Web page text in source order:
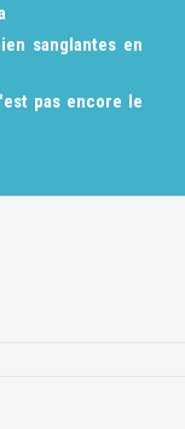
sanglantes en
pas encore le